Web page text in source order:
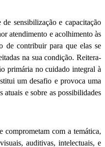
de sensibilização e capacitação
atendimento e acolhimento às
de contribuir para que elas se
na sua condição. Reitera-
primária no cuidado integral à
um desafio e provoca uma
atuais e sobre as possibilidades
comprometam com a temática,
auditivas, intelectuais, e